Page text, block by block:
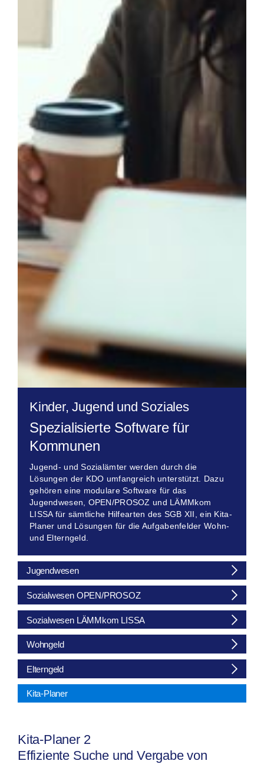
Kinder, Jugend und Soziales
Spezialisierte Software für
Kommunen
Jugend- und Sozialämter werden durch die
Lösungen der KDO umfangreich unterstützt. Dazu
gehören eine modulare Software für das
Jugendwesen, OPEN/PROSOZ und LÄMMkom
LISSA für sämtliche Hilfearten des SGB XII, ein Kita-
Planer und Lösungen für die Aufgabenfelder Wohn-
und Elterngeld.
Jugendwesen
Sozialwesen OPEN/PROSOZ
Sozialwesen LÄMMkom LISSA
Wohngeld
Elterngeld
Kita-Planer
Kita-Planer 2
Effiziente Suche und Vergabe von